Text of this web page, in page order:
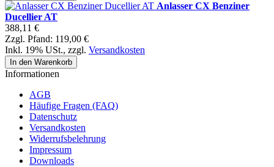
Anlasser CX Benziner
Ducellier AT
388,11 €
Zzgl. Pfand: 119,00 €
Inkl. 19% USt., zzgl. Versandkosten
In den Warenkorb
Informationen
AGB
Häufige Fragen (FAQ)
Datenschutz
Versandkosten
Widerrufsbelehrung
Impressum
Downloads